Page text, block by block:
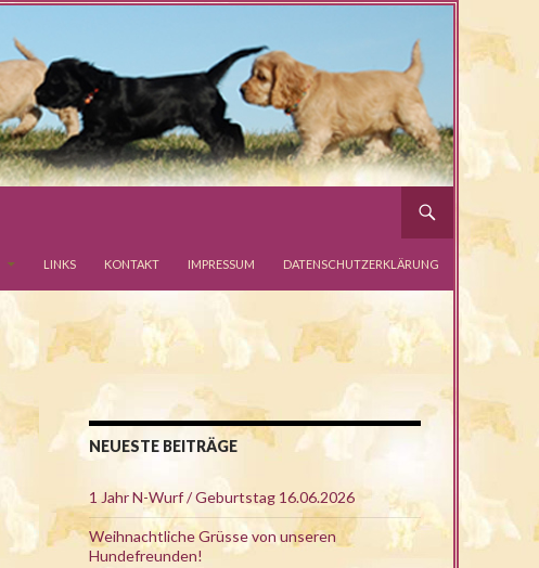
LINKS KONTAKT IMPRESSUM DATENSCHUTZERKLÄRUNG
NEUESTE BEITRÄGE
1 Jahr N-Wurf / Geburtstag 16.06.2026
Weihnachtliche Grüsse von unseren
Hundefreunden!